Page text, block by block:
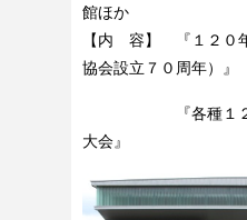
館ほか
【内 容】 『１２０
協会設立７０周年）』
『各種１２０年
大会』